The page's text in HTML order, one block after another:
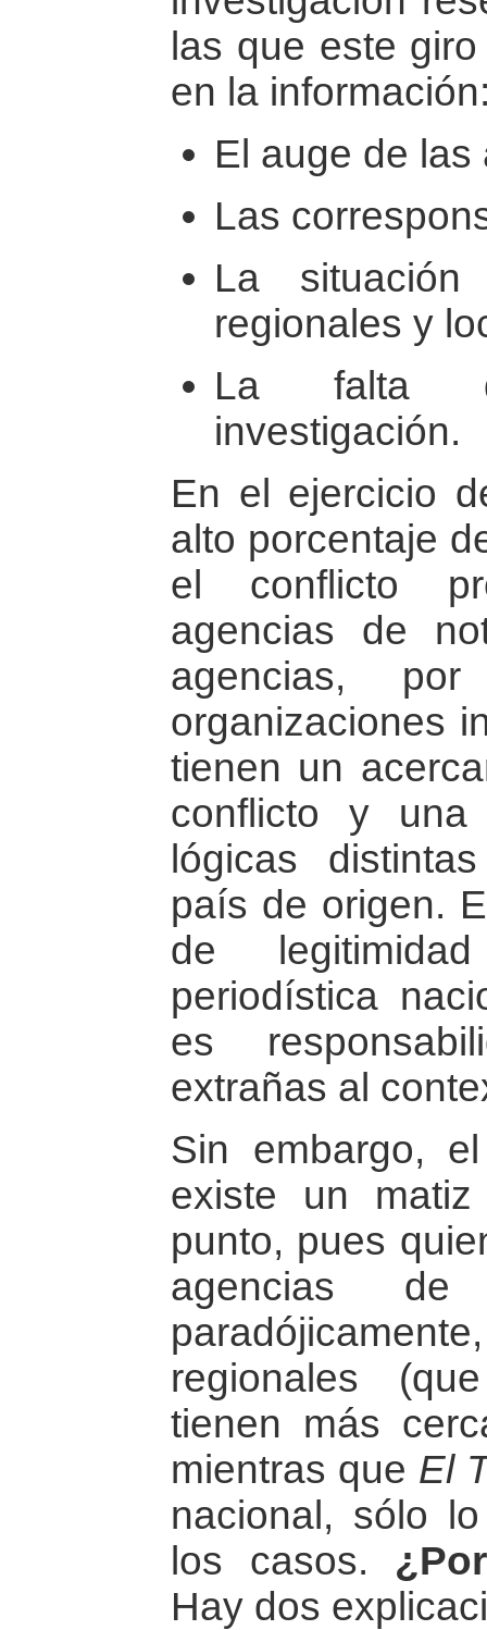
las que este
en la
El auge de
Las
La
regionales y
La falta
investigación.
En el ejercicio
alto porcentaje
el conflicto
agencias de
agencias,
organizaciones
tienen un
conflicto y una
lógicas
país de origen.
de
periodística
es
extrañas al
Sin embargo,
existe un
punto, pues
agencias de
regionales
tienen más
mientras que El
nacional, sólo
los casos.
Hay dos